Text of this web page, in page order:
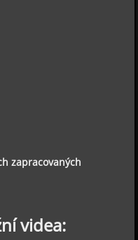
zapracovaných
videa: